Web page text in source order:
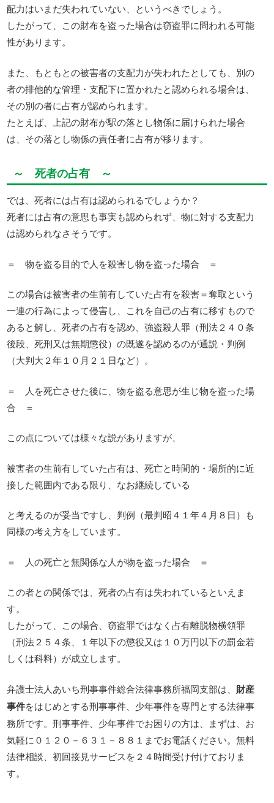
配力はいまだ失われていない、というべきでしょう。
したがって、この財布を盗った場合は窃盗罪に問われる可能
性があります。
また、もともとの被害者の支配力が失われたとしても、別の
者の排他的な管理・支配下に置かれたと認められる場合は、
その別の者に占有が認められます。
たとえば、上記の財布が駅の落とし物係に届けられた場合
は、その落とし物係の責任者に占有が移ります。
～ 死者の占有 ～
では、死者には占有は認められるでしょうか？
死者には占有の意思も事実も認められず、物に対する支配力
は認められなさそうです。
＝ 物を盗る目的で人を殺害し物を盗った場合 ＝
この場合は被害者の生前有していた占有を殺害＝奪取という
一連の行為によって侵害し、これを自己の占有に移すもので
あると解し、死者の占有を認め、強盗殺人罪（刑法２４０条
後段、死刑又は無期懲役）の既遂を認めるのが通説・判例
（大判大２年１０月２１日など）。
＝ 人を死亡させた後に、物を盗る意思が生じ物を盗った場
合 ＝
この点については様々な説がありますが、
被害者の生前有していた占有は、死亡と時間的・場所的に近
接した範囲内である限り、なお継続している
と考えるのが妥当ですし、判例（最判昭４１年４月８日）も
同様の考え方をしています。
＝ 人の死亡と無関係な人が物を盗った場合 ＝
この者との関係では、死者の占有は失われているといえま
す。
したがって、この場合、窃盗罪ではなく占有離脱物横領罪
（刑法２５４条、１年以下の懲役又は１０万円以下の罰金若
しくは科料）が成立します。
弁護士法人あいち刑事事件総合法律事務所福岡支部は、 財産
事件をはじめとする刑事事件、少年事件を専門とする法律事
務所です。刑事事件、少年事件でお困りの方は、まずは、お
気軽に０１２０－６３１－８８１までお電話ください。無料
法律相談、初回接見サービスを２４時間受け付けておりま
す。